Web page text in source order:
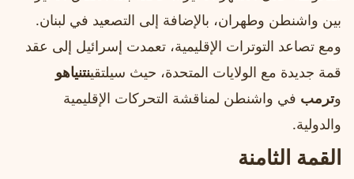
بين واشنطن وطهران، بالإضافة إلى التصعيد في لبنان.
ومع تصاعد التوترات الإقليمية، تعمدت إسرائيل إلى عقد
قمة جديدة مع الولايات المتحدة، حيث سيلتقينتنياهو
وترمب في واشنطن لمناقشة التحركات الإقليمية
والدولية.
القمة الثامنة